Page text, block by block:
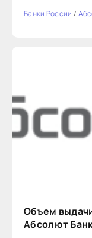
оплаты товаров
Банки России /
Объем
Абсолют